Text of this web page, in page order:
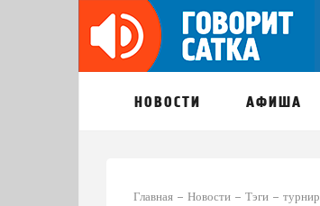
НОВОСТИ АФИША
Главная Новости Тэги